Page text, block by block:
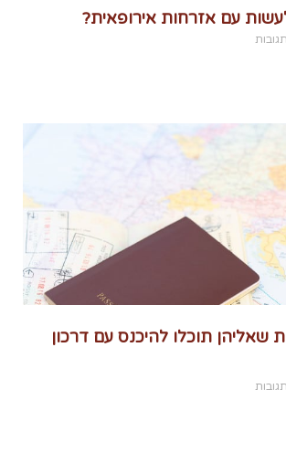
עם אזרחות אירופאית?
שאליהן תוכלו להיכנס עם דרכון